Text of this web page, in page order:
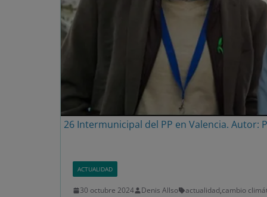
26 Intermunicipal del PP en Valencia. Autor:
ACTUALIDAD
30 octubre 2024 Denis Allso actualidad,cambio